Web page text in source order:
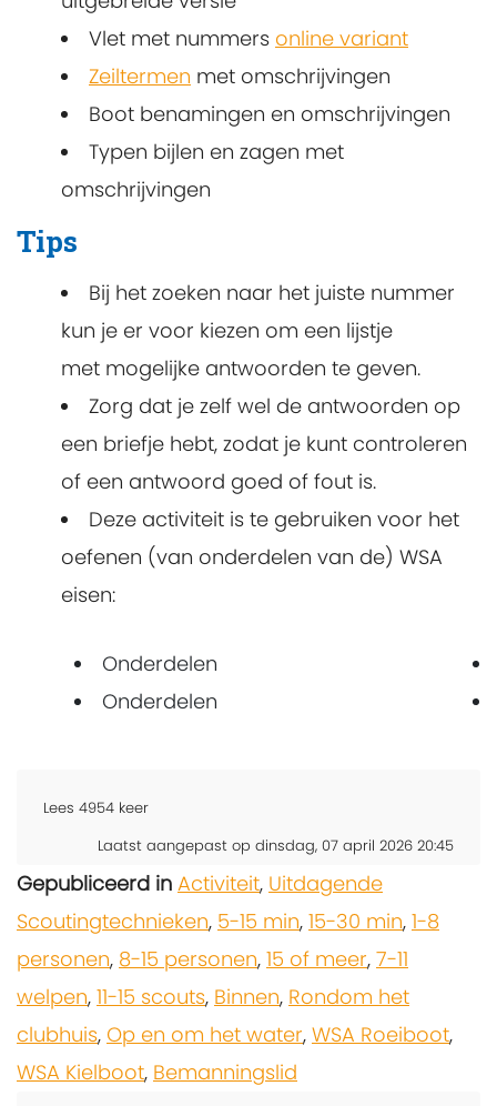
Vlet met nummers online variant
Zeiltermen met omschrijvingen
Boot benamingen en omschrijvingen
Typen bijlen en zagen met
omschrijvingen
Tips
Bij het zoeken naar het juiste nummer
kun je er voor kiezen om een lijstje
met mogelijke antwoorden te geven.
Zorg dat je zelf wel de antwoorden op
een briefje hebt, zodat je kunt controleren
of een antwoord goed of fout is.
Deze activiteit is te gebruiken voor het
oefenen (van onderdelen van de) WSA
eisen:
Onderdelen
Onderdelen
Lees 4954 keer
Laatst aangepast op dinsdag, 07 april 2026 20:45
Gepubliceerd in Activiteit, Uitdagende
Scoutingtechnieken, 5-15 min, 15-30 min, 1-8
personen, 8-15 personen, 15 of meer, 7-11
welpen, 11-15 scouts, Binnen, Rondom het
clubhuis, Op en om het water, WSA Roeiboot,
WSA Kielboot, Bemanningslid